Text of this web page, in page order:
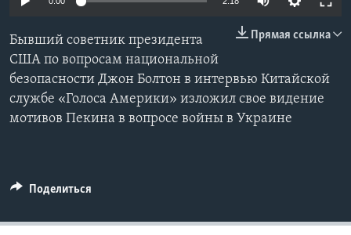
СОЦИАЛЬНЫЕ СЕТИ
Прямая ссылка
Бывший советник президента
США по вопросам национальной
безопасности Джон Болтон в интервью Китайской
службе «Голоса Америки» изложил свое видение
мотивов Пекина в вопросе войны в Украине
Поделиться